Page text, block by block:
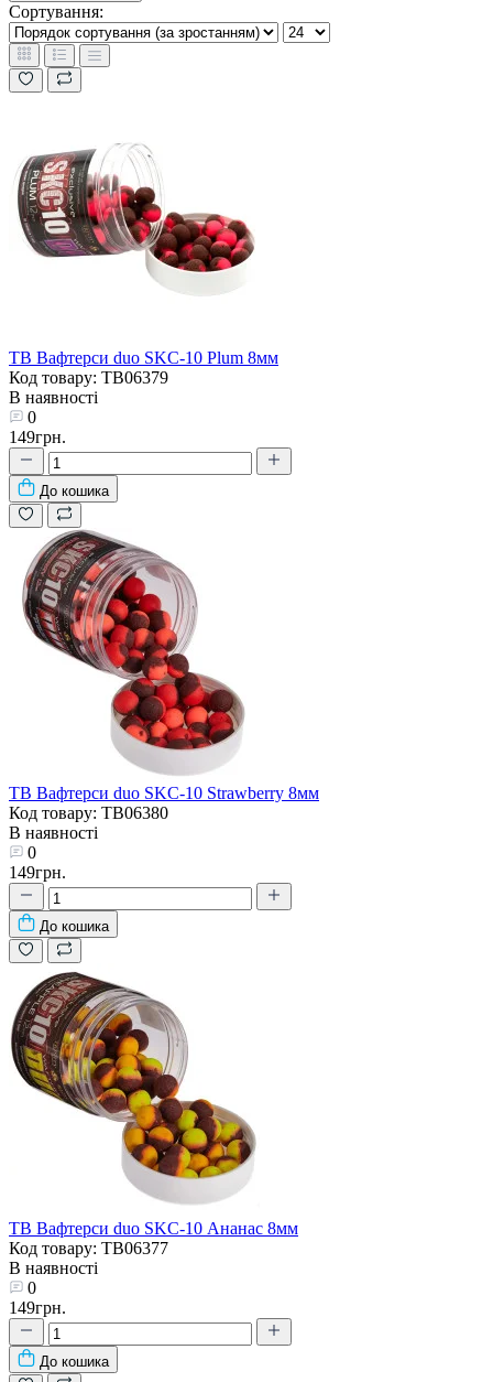
Сортування:
TB Вафтерси duo SKC-10 Plum 8мм
Код товару: TB06379
В наявності
0
149грн.
До кошика
TB Вафтерси duo SKC-10 Strawberry 8мм
Код товару: TB06380
В наявності
0
149грн.
До кошика
TB Вафтерси duo SKC-10 Ананас 8мм
Код товару: TB06377
В наявності
0
149грн.
До кошика